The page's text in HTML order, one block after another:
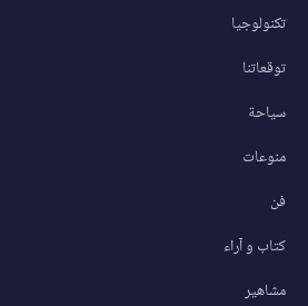
تكنولوجيا
توقعاتنا
سياحة
منوعات
فن
كتاب و آراء
مشاهير